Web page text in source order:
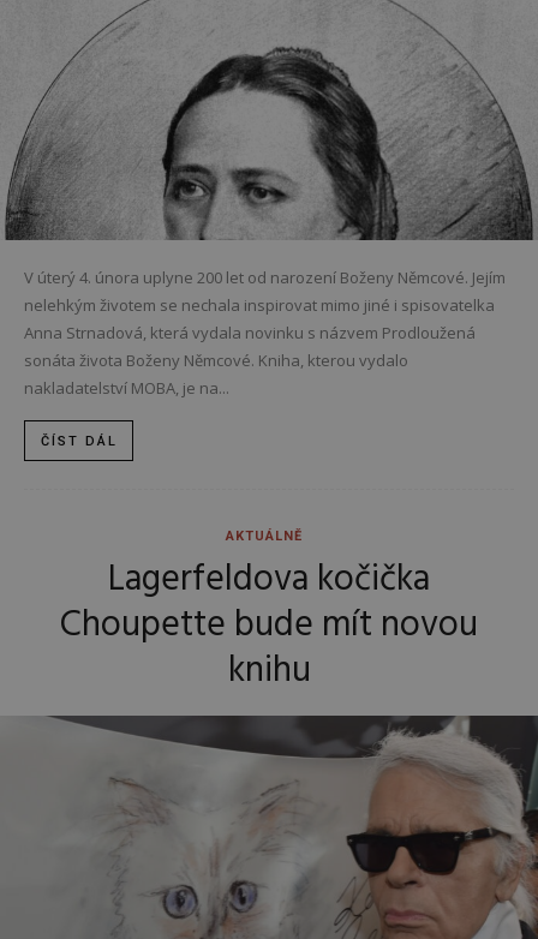
V úterý 4. února uplyne 200 let od narození Boženy Němcové. Jejím
nelehkým životem se nechala inspirovat mimo jiné i spisovatelka
Anna Strnadová, která vydala novinku s názvem Prodloužená
sonáta života Boženy Němcové. Kniha, kterou vydalo
nakladatelství MOBA, je na...
ČÍST DÁL
AKTUÁLNĚ
Lagerfeldova kočička
Choupette bude mít novou
knihu